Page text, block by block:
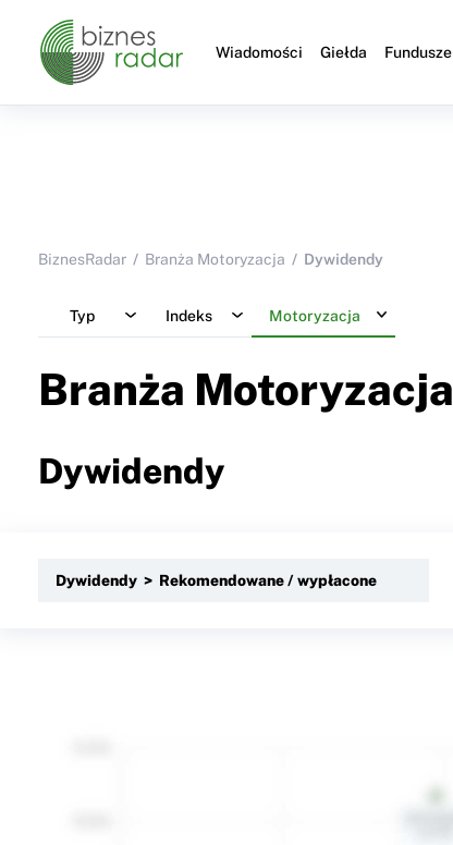
Wiadomości Giełda Fundusze
BiznesRadar Branża Motoryzacja Dywidendy
Typ Indeks Motoryzacja
Branża Motoryzacja
Dywidendy
Dywidendy > Rekomendowane / wypłacone